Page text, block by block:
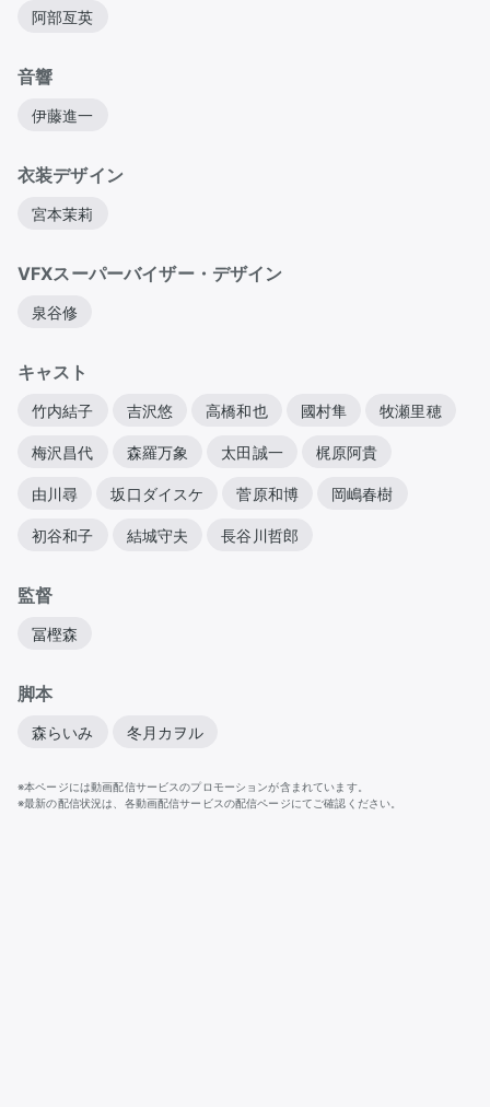
阿部亙英
音響
伊藤進一
衣装デザイン
宮本茉莉
VFXスーパーバイザー・デザイン
泉谷修
キャスト
竹内結子 吉沢悠 高橋和也 國村隼 牧瀬里穂
梅沢昌代 森羅万象 太田誠一 梶原阿貴
由川尋 坂口ダイスケ 菅原和博 岡嶋春樹
初谷和子 結城守夫 長谷川哲郎
監督
冨樫森
脚本
森らいみ 冬月カヲル
※本ページには動画配信サービスのプロモーションが含まれています。
※最新の配信状況は、各動画配信サービスの配信ページにてご確認ください。